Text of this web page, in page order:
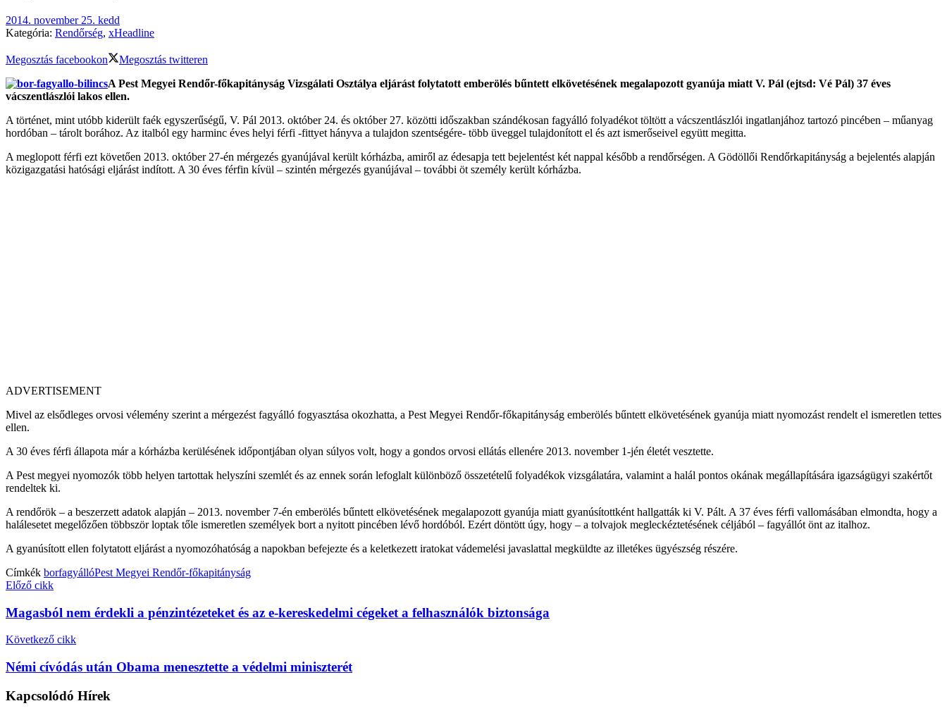
2014. november 25. kedd
Kategória: Rendőrség, xHeadline
Megosztás facebookon
Megosztás twitteren
A Pest Megyei Rendőr-főkapitányság Vizsgálati Osztálya eljárást folytatott emberölés bűntett elkövetésének megalapozott gyanúja miatt V. Pál (ejtsd: Vé Pál) 37 éves
vácszentlászlói lakos ellen.
A történet, mint utóbb kiderült faék egyszerűségű, V. Pál 2013. október 24. és október 27. közötti időszakban szándékosan fagyálló folyadékot töltött a vácszentlászlói ingatlanjához tartozó pincében – műanyag
hordóban – tárolt borához. Az italból egy harminc éves helyi férfi -fittyet hányva a tulajdon szentségére- több üveggel tulajdonított el és azt ismerőseivel együtt megitta.
A meglopott férfi ezt követően 2013. október 27-én mérgezés gyanújával került kórházba, amiről az édesapja tett bejelentést két nappal később a rendőrségen. A Gödöllői Rendőrkapitányság a bejelentés alapján
közigazgatási hatósági eljárást indított. A 30 éves férfin kívül – szintén mérgezés gyanújával – további öt személy került kórházba.
ADVERTISEMENT
Mivel az elsődleges orvosi vélemény szerint a mérgezést fagyálló fogyasztása okozhatta, a Pest Megyei Rendőr-főkapitányság emberölés bűntett elkövetésének gyanúja miatt nyomozást rendelt el ismeretlen tettes
ellen.
A 30 éves férfi állapota már a kórházba kerülésének időpontjában olyan súlyos volt, hogy a gondos orvosi ellátás ellenére 2013. november 1-jén életét vesztette.
A Pest megyei nyomozók több helyen tartottak helyszíni szemlét és az ennek során lefoglalt különböző összetételű folyadékok vizsgálatára, valamint a halál pontos okának megállapítására igazságügyi szakértőt
rendeltek ki.
A rendőrök – a beszerzett adatok alapján – 2013. november 7-én emberölés bűntett elkövetésének megalapozott gyanúja miatt gyanúsítottként hallgatták ki V. Pált. A 37 éves férfi vallomásában elmondta, hogy a
halálesetet megelőzően többször loptak tőle ismeretlen személyek bort a nyitott pincében lévő hordóból. Ezért döntött úgy, hogy – a tolvajok megleckéztetésének céljából – fagyállót önt az italhoz.
A gyanúsított ellen folytatott eljárást a nyomozóhatóság a napokban befejezte és a keletkezett iratokat vádemelési javaslattal megküldte az illetékes ügyészség részére.
Címkék borfagyállóPest Megyei Rendőr-főkapitányság
Előző cikk
Magasból nem érdekli a pénzintézeteket és az e-kereskedelmi cégeket a felhasználók biztonsága
Következő cikk
Némi cívódás után Obama menesztette a védelmi miniszterét
Kapcsolódó Hírek